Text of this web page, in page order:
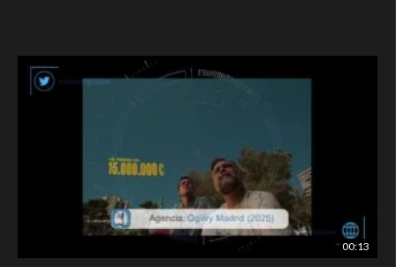
00:13